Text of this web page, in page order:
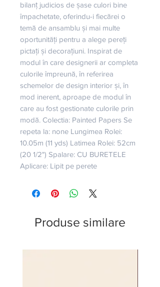
bilanț judicios de șase culori bine
împachetate, oferindu-i fiecărei o
temă de ansamblu și mai multe
oportunități pentru a alege pereți
pictați și decorațiuni. Inspirat de
modul în care designerii ar completa
culorile împreună, în referirea
schemelor de design interior și, în
mod inerent, aproape de modul în
care au fost gestionate culorile prin
modă. Colectia: Painted Papers Se
repeta la: none Lungimea Rolei:
10.05m (11 yds) Latimea Rolei: 52cm
(20 1/2") Spalare: CU BURETELE
Aplicare: Lipit pe perete
Produse similare